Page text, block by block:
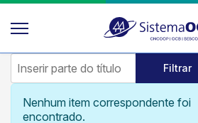
Inserir parte do título
Filtrar
Informação
Nenhum item correspondente foi
encontrado.